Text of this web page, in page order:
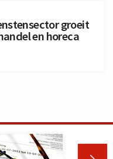
groeit
en horeca